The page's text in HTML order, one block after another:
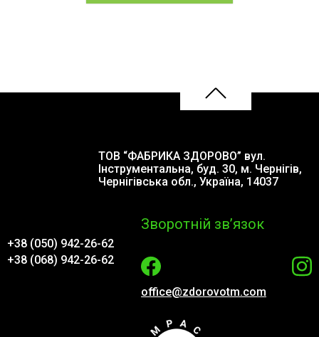
ТОВ “ФАБРИКА ЗДОРОВО” вул.
Інструментальна, буд. 30, м. Чернігів,
Чернігівська обл., Україна, 14037
+38 (050) 942-26-62
+38 (068) 942-26-62
Зворотній зв’язок
office@zdorovotm.com